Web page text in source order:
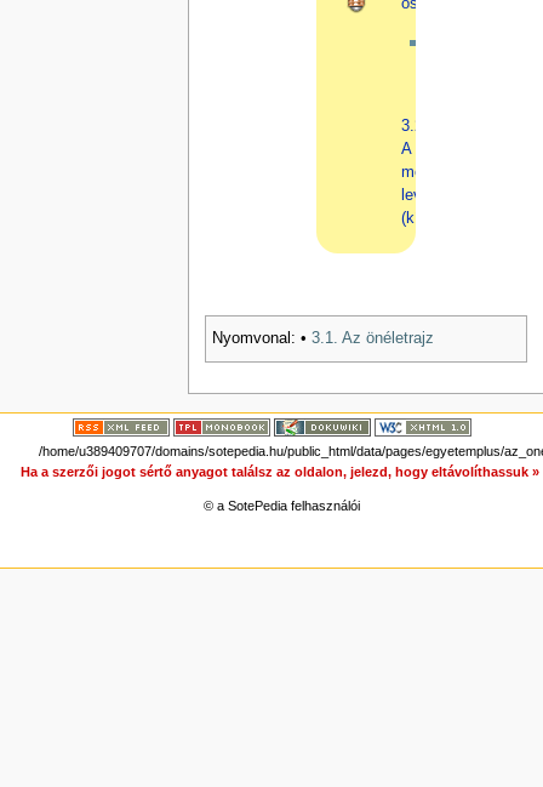
összeállításához
3.2.
A
motivációs
levél
(kísérőlevél)
Nyomvonal: • 3.1. Az önéletrajz
/home/u389409707/domains/sotepedia.hu/public_html/data/pages/egyetemplus/
Ha a szerzői jogot sértő anyagot találsz az oldalon, jelezd, hogy eltávolíthassuk »
© a SotePedia felhasználói